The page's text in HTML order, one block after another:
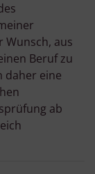
Wunsch, aus
Beruf zu
daher eine
ab